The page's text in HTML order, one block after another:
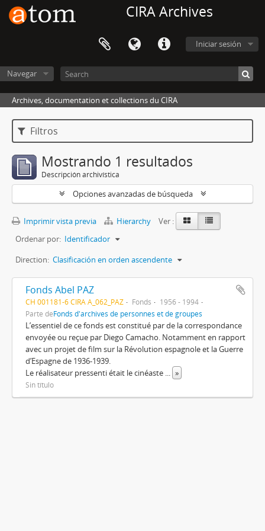
CIRA Archives
Iniciar sesión
Navegar
Archives, documentation et collections du CIRA
Filtros
Mostrando 1 resultados
Descripción archivística
Opciones avanzadas de búsqueda
Imprimir vista previa Hierarchy
Ver :
Ordenar por: Identificador
Direction: Clasificación en orden ascendente
Fonds Abel PAZ
CH 001181-6 CIRA A_062_PAZ Fonds
1956 - 1994
Parte deFonds d'archives de personnes et de groupes
L’essentiel de ce fonds est constitué par de la correspondance
envoyée ou reçue par Diego Camacho. Notamment en rapport
avec un projet de film sur la Révolution espagnole et la Guerre
d’Espagne de 1936-1939.
Le réalisateur pressenti était le cinéaste ... »
Sin título